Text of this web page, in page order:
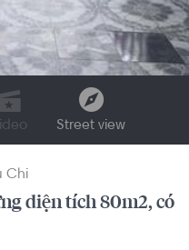
Street view
Chi
diện tích 80m2, có